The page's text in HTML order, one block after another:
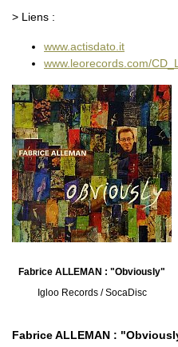
> Liens :
www.actisdato.it
www.leorecords.com/
Fabrice ALLEMAN : "Obviously"
Igloo Records / SocaDisc
Fabrice ALLEMAN :